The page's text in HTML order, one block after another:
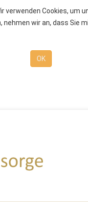
verwenden Cookies, um
nehmen wir an, dass Sie
OK